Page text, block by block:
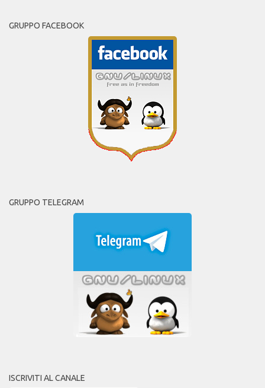
GRUPPO FACEBOOK
GRUPPO TELEGRAM
ISCRIVITI AL CANALE